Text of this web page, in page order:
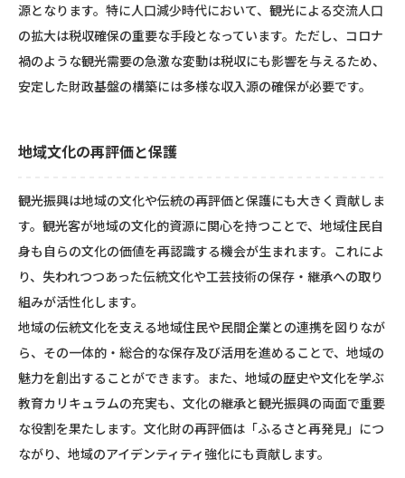
源となります。特に人口減少時代において、観光による交流人口
の拡大は税収確保の重要な手段となっています。ただし、コロナ
禍のような観光需要の急激な変動は税収にも影響を与えるため、
安定した財政基盤の構築には多様な収入源の確保が必要です。
地域文化の再評価と保護
観光振興は地域の文化や伝統の再評価と保護にも大きく貢献しま
す。観光客が地域の文化的資源に関心を持つことで、地域住民自
身も自らの文化の価値を再認識する機会が生まれます。これによ
り、失われつつあった伝統文化や工芸技術の保存・継承への取り
組みが活性化します。
地域の伝統文化を支える地域住民や民間企業との連携を図りなが
ら、その一体的・総合的な保存及び活用を進めることで、地域の
魅力を創出することができます。また、地域の歴史や文化を学ぶ
教育カリキュラムの充実も、文化の継承と観光振興の両面で重要
な役割を果たします。文化財の再評価は「ふるさと再発見」につ
ながり、地域のアイデンティティ強化にも貢献します。